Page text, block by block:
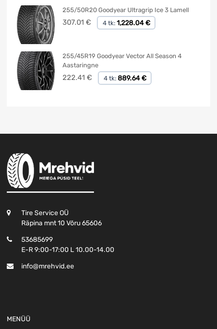
255/50R20 Goodyear Ultragrip Ice 3 Lamell
307.01 € 4 tk: 1,228.04 €
255/45R19 Goodyear Vector All Season 4
Aastaringne
222.41 € 4 tk: 889.64 €
Tire Service OÜ
Räpina mnt 10 Võru 65606
53685699
E-R 9:00-17:00 L 10.00-14.00
info@mrehvid.ee
MENÜÜ